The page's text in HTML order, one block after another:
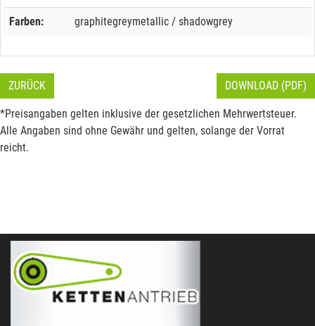
Farben: graphitegreymetallic / shadowgrey
ZURÜCK DOWNLOAD (PDF)
*Preisangaben gelten inklusive der gesetzlichen Mehrwertsteuer.
Alle Angaben sind ohne Gewähr und gelten, solange der Vorrat
reicht.